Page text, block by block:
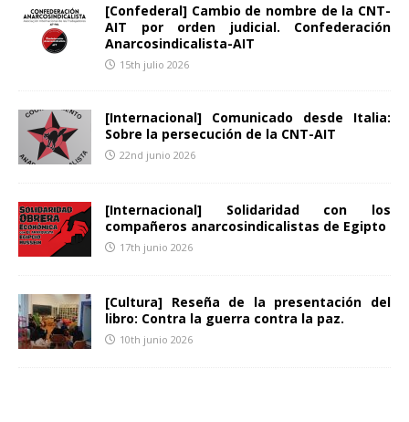
[Confederal] Cambio de nombre de la CNT-
AIT por orden judicial. Confederación
Anarcosindicalista-AIT
15th julio 2026
[Internacional] Comunicado desde Italia:
Sobre la persecución de la CNT-AIT
22nd junio 2026
[Internacional] Solidaridad con los
compañeros anarcosindicalistas de Egipto
17th junio 2026
[Cultura] Reseña de la presentación del
libro: Contra la guerra contra la paz.
10th junio 2026